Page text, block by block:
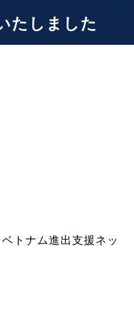
たしました
トナム進出支援ネッ